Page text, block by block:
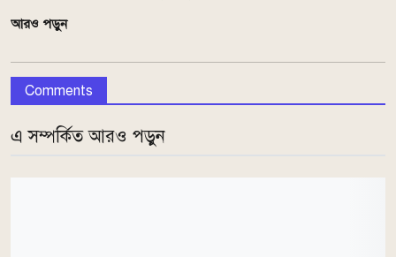
আরও পড়ুন
Comments
এ সম্পর্কিত আরও পড়ুন